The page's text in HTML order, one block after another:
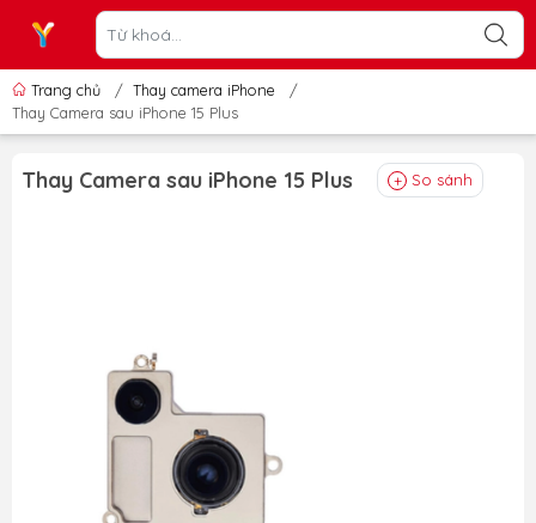
Trang chủ / Thay camera iPhone
/
Thay Camera sau iPhone 15 Plus
Thay Camera sau iPhone 15 Plus So sánh